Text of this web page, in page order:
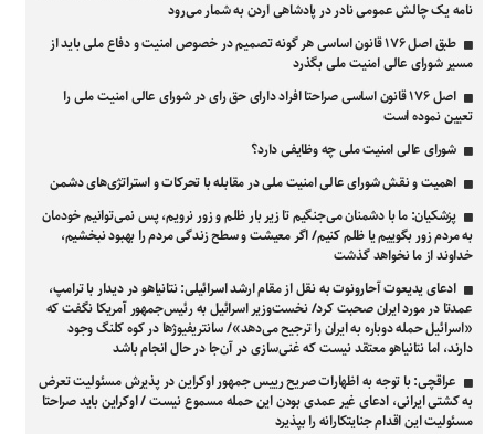
نامه یک چالش عمومی نادر در پادشاهی اردن به شمار می‌رود
طبق اصل ۱۷۶ قانون اساسی هر گونه تصمیم در خصوص امنیت و دفاع ملی باید از
مسیر شورای عالی امنیت ملی بگذرد
اصل ۱۷۶ قانون اساسی صراحتا افراد دارای حق رای در شورای عالی امنیت ملی را
تعیین نموده است
شورای عالی امنیت ملی چه وظایفی دارد؟
اهمیت و نقش شورای عالی امنیت ملی در مقابله با تحرکات و استراتژی‌های دشمن
پزشکیان: ما با دشمنان می‌جنگیم تا زیر بار ظلم و زور نرویم، پس نمی‌توانیم خودمان
به مردم زور بگوییم یا ظلم کنیم/ اگر معیشت و سطح زندگی مردم را بهبود نبخشیم،
خداوند از ما نخواهد گذشت
ادعای یدیعوت آحارونوت به نقل از مقام ارشد اسرائیلی: نتانیاهو در دیدار با ترامپ،
عمدتا در مورد ایران صحبت کرد/ نخست‌وزیر اسرائیل به رئیس‌جمهور آمریکا نگفت که
«اسرائیل حمله دوباره به ایران را ترجیح می‌دهد»/ سانتریفیوژ‌ها در کوه کلنگ وجود
دارند، اما نتانیاهو معتقد نیست که غنی‌سازی در آن‌جا در حال انجام باشد
عراقچی: با توجه به اظهارات صریح رییس جمهور اوکراین در پذیرش مسئولیت تعرض
به کشتی ایرانی، ادعای غیر عمدی بودن این حمله مسموع نیست / اوکراین باید صراحتا
مسئولیت این اقدام جنایتکارانه را بپذیرد